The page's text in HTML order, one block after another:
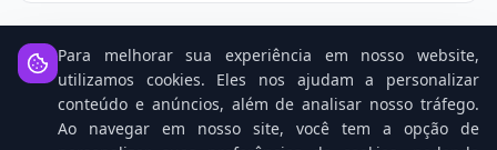
Notícias Relacionadas
Para melhorar sua experiência em nosso website,
utilizamos cookies. Eles nos ajudam a personalizar
conteúdo e anúncios, além de analisar nosso tráfego.
Ao navegar em nosso site, você tem a opção de